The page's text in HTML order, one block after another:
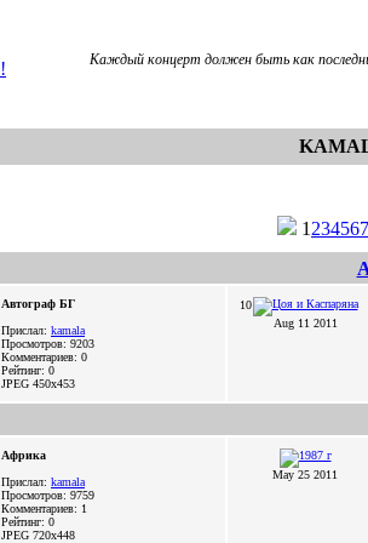
Каждый концерт должен быть как
1 234567
Автограф БГ
Прислал: kamala
Просмотров: 9203
Комментариев: 0
Рейтинг: 0
JPEG 450x453
10
Aug 11 2011
Африка
Прислал: kamala
Просмотров: 9759
Комментариев: 1
Рейтинг: 0
JPEG 720x448
May 25 2011